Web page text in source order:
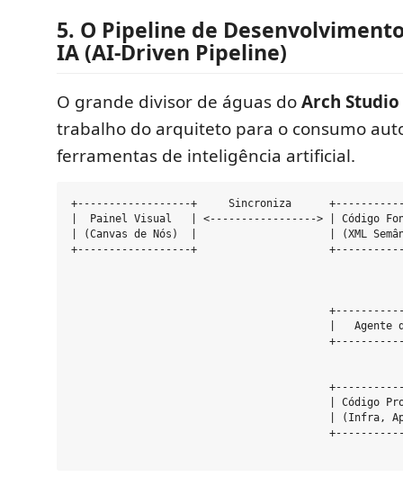
5. O Pipeline de
IA (AI-Driven Pipeline)
O grande divisor de águas doArch Studio
trabalho do arquiteto para o consumo
ferramentas de inteligência artificial.
+------------------+     Sincroniza
|  Painel Visual   | <-----------------> | Código
| (Canvas de Nós)  |                     | (XML
+------------------+
|   Agente
| Código
| (Infra,